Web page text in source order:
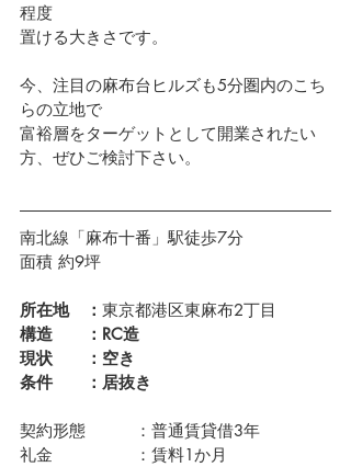
程度
置ける大きさです。
今、注目の麻布台ヒルズも5分圏内のこち
らの立地で
富裕層をターゲットとして開業されたい
方、ぜひご検討下さい。
南北線「麻布十番」駅徒歩7分
面積 約9坪
所在地　： 東京都港区東麻布2丁目
構造　　：RC造
現状　　：空き
条件　　：居抜き
契約形態　　　：普通賃貸借3年
礼金　　　　　：賃料1か月